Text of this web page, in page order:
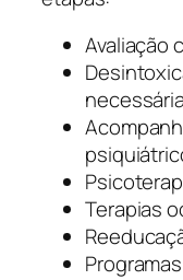
Avaliação
Terapias